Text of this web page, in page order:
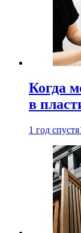
Когда
в
1 год спустя